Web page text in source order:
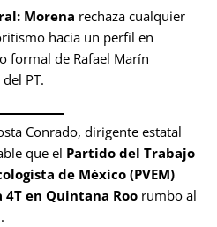
Morena rechaza cualquier
hacia un perfil en
formal de Rafael Marín
PT.
Conrado, dirigente estatal
que el Partido del Trabajo
de México (PVEM)
4T en Quintana Roo rumbo al